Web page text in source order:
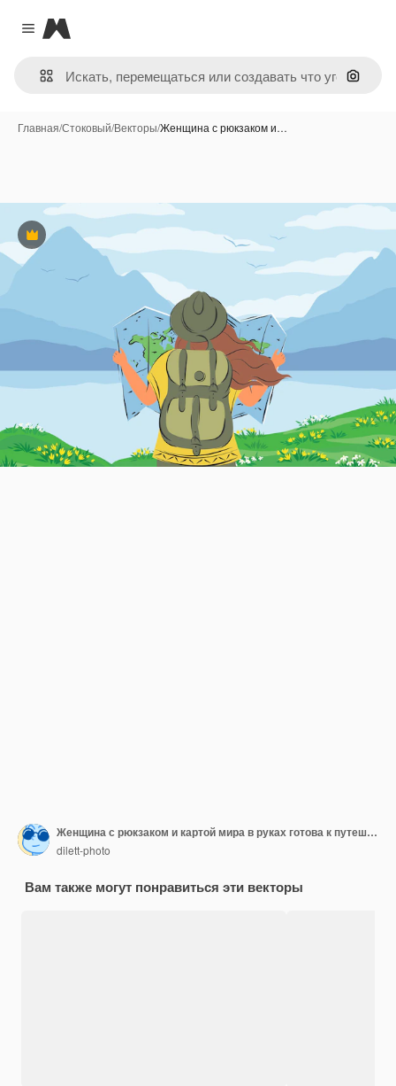
Close menu
Magnific
Поиск
Главная/Стоковый/Векторы/Женщина с рюкзаком и…
Премиум
Женщина с рюкзаком и картой мира в руках готова к путешествию Туристка в походной одежде
dilett-photo
Вам также могут понравиться эти векторы